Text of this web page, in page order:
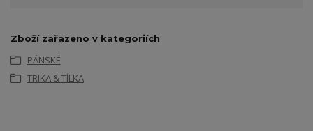
Zboží zařazeno v kategoriích
PÁNSKÉ
TRIKA & TÍLKA